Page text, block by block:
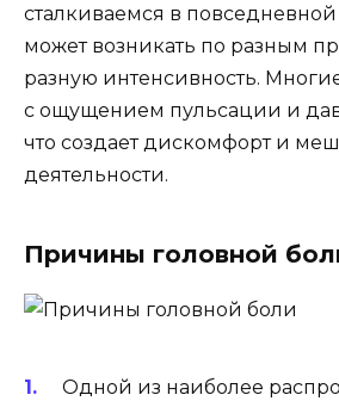
сталкиваемся в
может возникать по разным
разную интенсивность.
с ощущением пульсации и
что создает дискомфорт и
деятельности.
Причины головной
Одной из наиболее